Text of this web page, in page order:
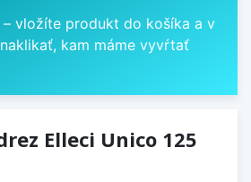
vložíte produkt do košíka a v
kam máme vyvŕtať
Elleci Unico 125